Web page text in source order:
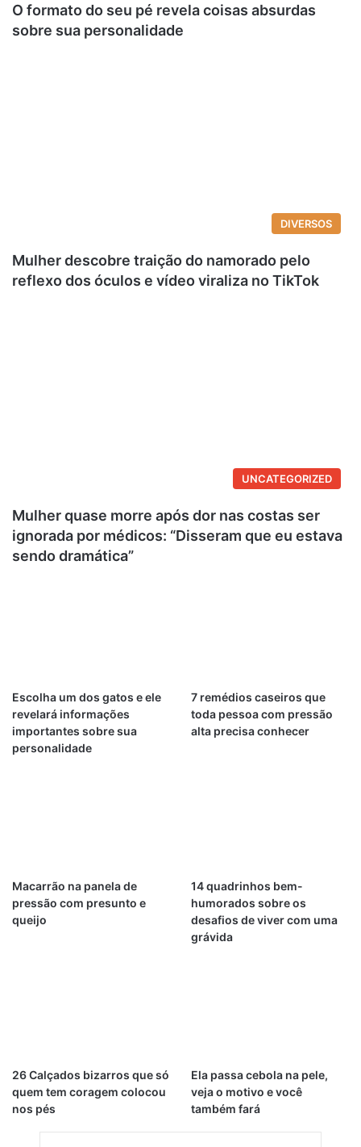
O formato do seu pé revela coisas absurdas
sobre sua personalidade
DIVERSOS
Mulher descobre traição do namorado pelo
reflexo dos óculos e vídeo viraliza no TikTok
UNCATEGORIZED
Mulher quase morre após dor nas costas ser
ignorada por médicos: “Disseram que eu estava
sendo dramática”
Escolha um dos gatos e ele
revelará informações
importantes sobre sua
personalidade
7 remédios caseiros que
toda pessoa com pressão
alta precisa conhecer
Macarrão na panela de
pressão com presunto e
queijo
14 quadrinhos bem-
humorados sobre os
desafios de viver com uma
grávida
26 Calçados bizarros que só
quem tem coragem colocou
nos pés
Ela passa cebola na pele,
veja o motivo e você
também fará